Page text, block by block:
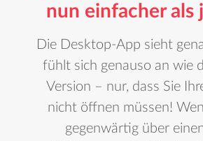
nun einfacher als
Die Desktop-App sieht
fühlt sich genauso an wie
Version – nur, dass Sie
nicht öffnen müssen!
gegenwärtig über